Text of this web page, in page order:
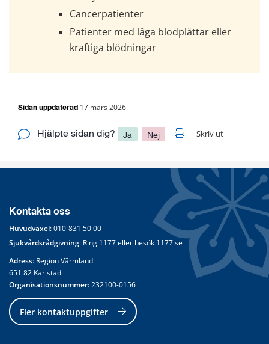
Cancerpatienter
Patienter med låga blodplättar eller
kraftiga blödningar
Sidan uppdaterad 17 mars 2026
Hjälpte sidan dig? Ja Nej Skriv ut
Kontakta oss
Huvudväxel: 010-831 50 00
Sjukvårdsrådgivning: Ring 1177 eller besök 1177.se
Adress: Region Värmland
651 82 Karlstad
Organisationsnummer: 232100-0156
Fler kontaktuppgifter